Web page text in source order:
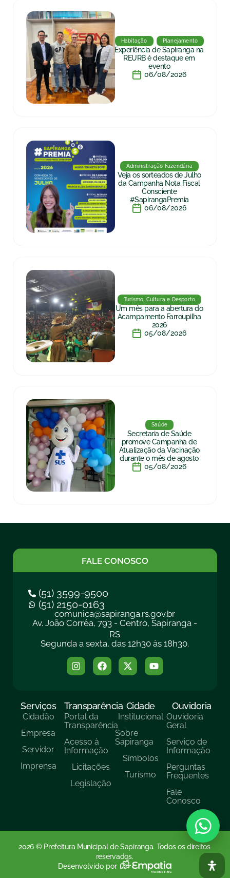
Habitação Planejamento
Experiência de Sapiranga na
REURB é destaque em
evento
06/08/2026
Administração Fazendária
Veja os sorteados de Julho
da Campanha Nota Fiscal
Consciente
#SapirangaPremia
06/08/2026
Turismo, Cultura e Desporto
Um mês para a abertura do
Acampamento Farroupilha
2026
05/08/2026
Saúde
Secretaria de Saúde
promove Campanha de
Atualização da Vacinação
durante o mês de agosto
05/08/2026
FALE CONOSCO
(51) 3599-9500
(51) 2150-0163
comunica@sapiranga.rs.gov.br
Av. João Corrêa, 793 - Centro, Sapiranga -
RS
Segunda a sexta, das 12h30 às 18h30.
Serviços
Cidadão
Empresa
Servidor
Imprensa
Transparência
Portal da
Transparência
Acesso à
Informação
Licitações
Legislação
Cidade
Institucional
Sobre
Sapiranga
Símbolos
Turísmo
Ouvidoria
Ouvidoria
Geral
Serviço de
Informação
Perguntas
Frequentes
Fale
Conosco
2026 © Prefeitura Municipal de Sapiranga. Todos os direitos
reservados.
Desenvolvido por